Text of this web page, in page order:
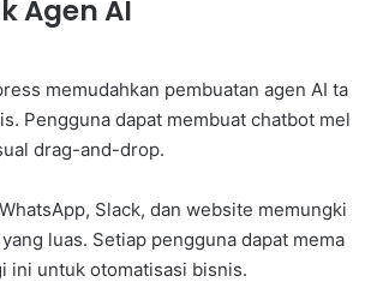
Agen AI
memudahkan pembuatan agen AI ta
Pengguna dapat membuat chatbot mel
drag-and-drop.
Slack, dan website memungki
luas. Setiap pengguna dapat mema
ini untuk otomatisasi bisnis.